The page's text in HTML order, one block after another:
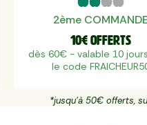
2ème COMMANDE
10€ offerts
dès 60€ - valable 10
le code
*jusqu'à 50€ offerts,